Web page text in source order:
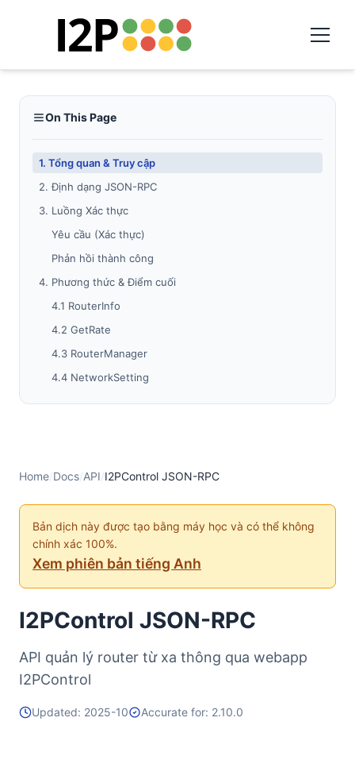
On This Page
1. Tổng quan & Truy cập
2. Định dạng JSON-RPC
3. Luồng Xác thực
Yêu cầu (Xác thực)
Phản hồi thành công
4. Phương thức & Điểm cuối
4.1 RouterInfo
4.2 GetRate
4.3 RouterManager
4.4 NetworkSetting
6. Sử dụng & Các phương pháp tốt nhất
Home/Docs/API/I2PControl JSON-RPC
Bản dịch này được tạo bằng máy học và có thể không
chính xác 100%.
Xem phiên bản tiếng Anh
I2PControl JSON-RPC
API quản lý router từ xa thông qua webapp
I2PControl
Updated: 2025-10 Accurate for: 2.10.0